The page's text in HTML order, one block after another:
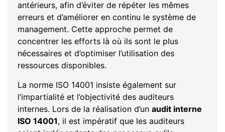
antérieurs, afin d’éviter de répéter les mêmes
erreurs et d’améliorer en continu le système de
management. Cette approche permet de
concentrer les efforts là où ils sont le plus
nécessaires et d’optimiser l’utilisation des
ressources disponibles.
La norme ISO 14001 insiste également sur
l’impartialité et l’objectivité des auditeurs
internes. Lors de la réalisation d’un audit interne
ISO 14001, il est impératif que les auditeurs